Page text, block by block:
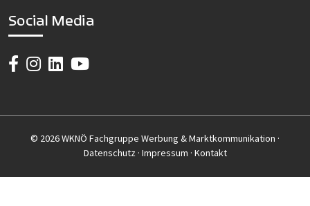
Social Media
© 2026 WKNÖ Fachgruppe Werbung & Marktkommunikation ·
Datenschutz· Impressum · Kontakt